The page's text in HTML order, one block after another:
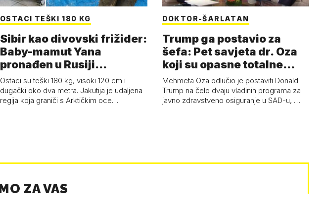
OSTACI TEŠKI 180 KG
Sibir kao divovski frižider:
Baby-mamut Yana
pronađen u Rusiji
najsačuvaniji je…
Ostaci su teški 180 kg, visoki 120 cm i
dugački oko dva metra. Jakutija je udaljena
regija koja graniči s Arktičkim oce…
DOKTOR-ŠARLATAN
Trump ga postavio za
šefa: Pet savjeta dr. Oza
koji su opasne totalne
budalašti…
Mehmeta Oza odlučio je postaviti Donald
Trump na čelo dvaju vladinih programa za
javno zdravstveno osiguranje u SAD-u, …